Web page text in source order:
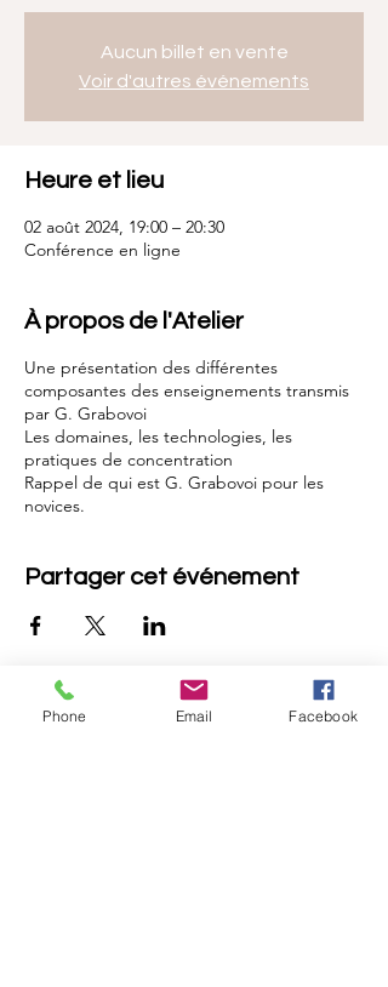
Aucun billet en vente
Voir d'autres événements
Heure et lieu
02 août 2024, 19:00 – 20:30
Conférence en ligne
À propos de l'Atelier
Une présentation des différentes
composantes des enseignements transmis
par G. Grabovoi
Les domaines, les technologies, les
pratiques de concentration
Rappel de qui est G. Grabovoi pour les
novices.
Partager cet événement
Retou
Phone Email Facebook